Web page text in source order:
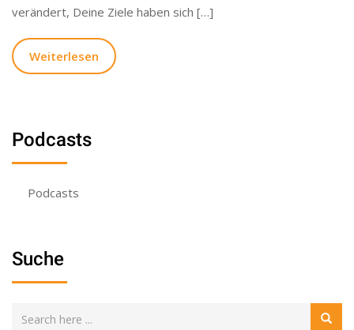
verändert, Deine Ziele haben sich […]
Weiterlesen
Podcasts
Podcasts
Suche